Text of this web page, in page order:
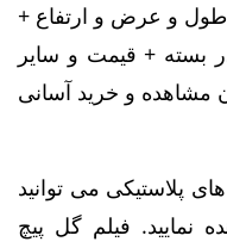
و عرض و ارتفاع +
بسته + قیمت و سایر
مشاهده و خرید آسانی
پلاستیکی می توانید
فیلم گل پیچ